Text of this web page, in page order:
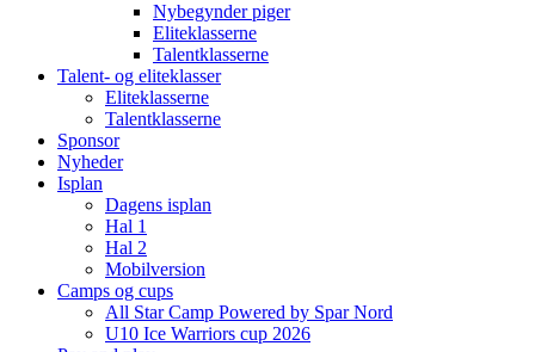
Nybegynder piger
Eliteklasserne
Talentklasserne
Talent- og eliteklasser
Eliteklasserne
Talentklasserne
Sponsor
Nyheder
Isplan
Dagens isplan
Hal 1
Hal 2
Mobilversion
Camps og cups
All Star Camp Powered by Spar Nord
U10 Ice Warriors cup 2026